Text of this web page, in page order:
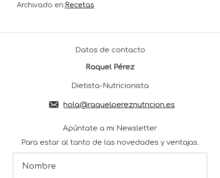
Archivado en: Recetas
Datos de contacto
Raquel Pérez
Dietista-Nutricionista
hola@raquelpereznutricion.es
Apúntate a mi Newsletter
Para estar al tanto de las novedades y ventajas.